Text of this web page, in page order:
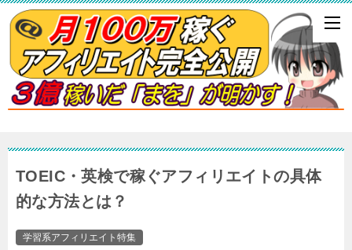
TOEIC・英検で稼ぐアフィリエイトの具体
的な方法とは？
学習系アフィリエイト特集